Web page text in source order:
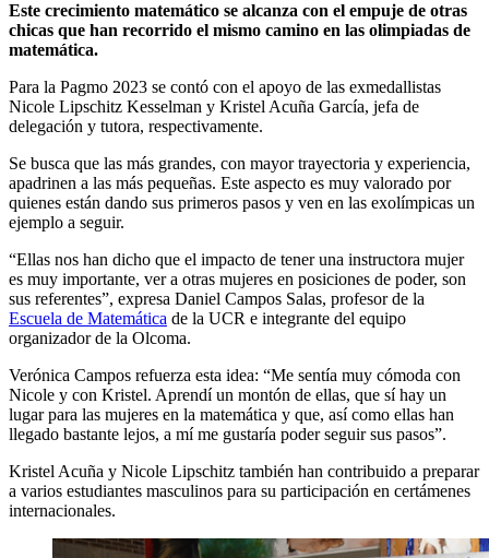
Este crecimiento matemático se alcanza con el empuje de otras
chicas que han recorrido el mismo camino en las olimpiadas de
matemática.
Para la Pagmo 2023 se contó con el apoyo de las exmedallistas
Nicole Lipschitz Kesselman y Kristel Acuña García, jefa de
delegación y tutora, respectivamente.
Se busca que las más grandes, con mayor trayectoria y experiencia,
apadrinen a las más pequeñas. Este aspecto es muy valorado por
quienes están dando sus primeros pasos y ven en las exolímpicas un
ejemplo a seguir.
“Ellas nos han dicho que el impacto de tener una instructora mujer
es muy importante, ver a otras mujeres en posiciones de poder, son
sus referentes”, expresa Daniel Campos Salas, profesor de la
Escuela de Matemática de la UCR e integrante del equipo
organizador de la Olcoma.
Verónica Campos refuerza esta idea: “Me sentía muy cómoda con
Nicole y con Kristel. Aprendí un montón de ellas, que sí hay un
lugar para las mujeres en la matemática y que, así como ellas han
llegado bastante lejos, a mí me gustaría poder seguir sus pasos”.
Kristel Acuña y Nicole Lipschitz también han contribuido a preparar
a varios estudiantes masculinos para su participación en certámenes
internacionales.